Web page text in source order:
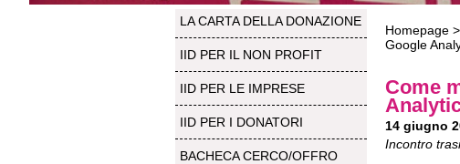
LA CARTA DELLA DONAZIONE
IID PER IL NON PROFIT
IID PER LE IMPRESE
IID PER I DONATORI
BACHECA CERCO/OFFRO
Homepage >
Google
Come
14 giugno
Incontro